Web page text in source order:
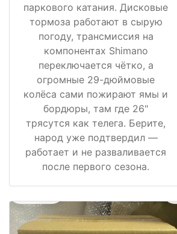
паркового катания. Дисковые
тормоза работают в сырую
погоду, трансмиссия на
компонентах Shimano
переключается чётко, а
огромные 29-дюймовые
колёса сами пожирают ямы и
бордюры, там где 26"
трясутся как телега. Берите,
народ уже подтвердил —
работает и не разваливается
после первого сезона.